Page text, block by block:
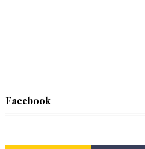
Facebook